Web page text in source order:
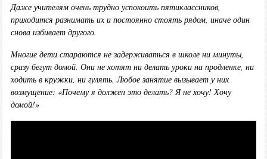
Даже учителям очень трудно успокоить пятиклассников,
приходится разнимать их и постоянно стоять рядом, иначе один
снова избивает другого.
Многие дети стараются не задерживаться в школе ни минуты,
сразу бегут домой. Они не хотят ни делать уроки на продленке, ни
ходить в кружки, ни гулять. Любое занятие вызывает у них
возмущение: «Почему я должен это делать? Я не хочу! Хочу
домой!»